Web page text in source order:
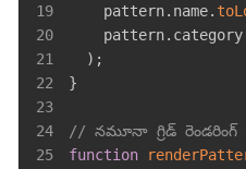
19
    pattern
. name.
20
    pattern
. category
21
) ;
22
}
23
24
// నమూనా గ్రిడ్
25
function